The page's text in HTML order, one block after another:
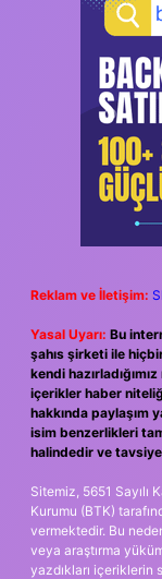
Reklam ve İletişim:
Yasal Uyarı: Bu
şahıs şirketi ile
kendi
içerikler haber
hakkında paylaşım
isim benzerlikleri
halindedir ve
Sitemiz, 5651 Sayılı
Kurumu (BTK)
vermektedir. Bu
veya araştırma
yazdıkları içeriklerin